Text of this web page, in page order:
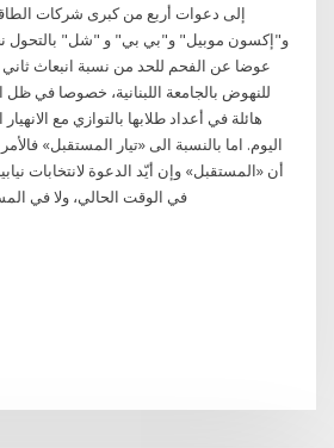
إلى دعوات أربع من كبرى شركات
و"إكسون موبيل" و"بي بي" و "شل" بالتحول
عوضا عن الفحم للحد من نسبة انبعاث
للنهوض بالجامعة اللبنانية، خصوصا في ظل
هائلة في أعداد طلابها بالتوازي مع
اليوم. اما بالنسبة الى «تيار المستقبل»
أن «المستقبل» وإن أيّد الدعوة لانتخابات
في الوقت الحالي، ولا في